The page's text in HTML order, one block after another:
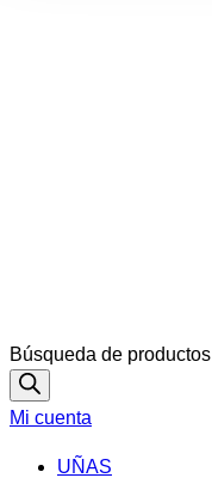
Búsqueda de productos
Mi cuenta
UÑAS